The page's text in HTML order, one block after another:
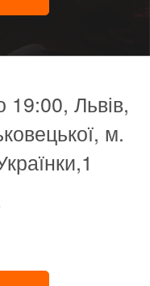
Львів,
м.